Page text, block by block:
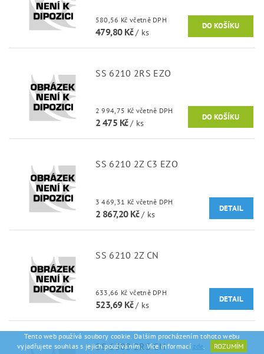
580,56 Kč včetně DPH
479,80 Kč/ ks
SS 6210 2RS EZO
2 994,75 Kč včetně DPH
2 475 Kč/ ks
SS 6210 2Z C3 EZO
3 469,31 Kč včetně DPH
2 867,20 Kč/ ks
DETAIL
SS 6210 2Z CN
633,66 Kč včetně DPH
523,69 Kč/ ks
DETAIL
SS 6308 2RS CN
Tento web používá soubory cookie. Dalším procházením tohoto webu
vyjadřujete souhlas s jejich používáním.. Více informací zde. ROZUMÍM